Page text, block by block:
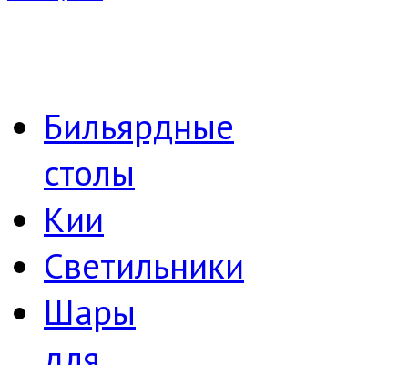
Бильярдные
столы
Кии
Светильники
Шары